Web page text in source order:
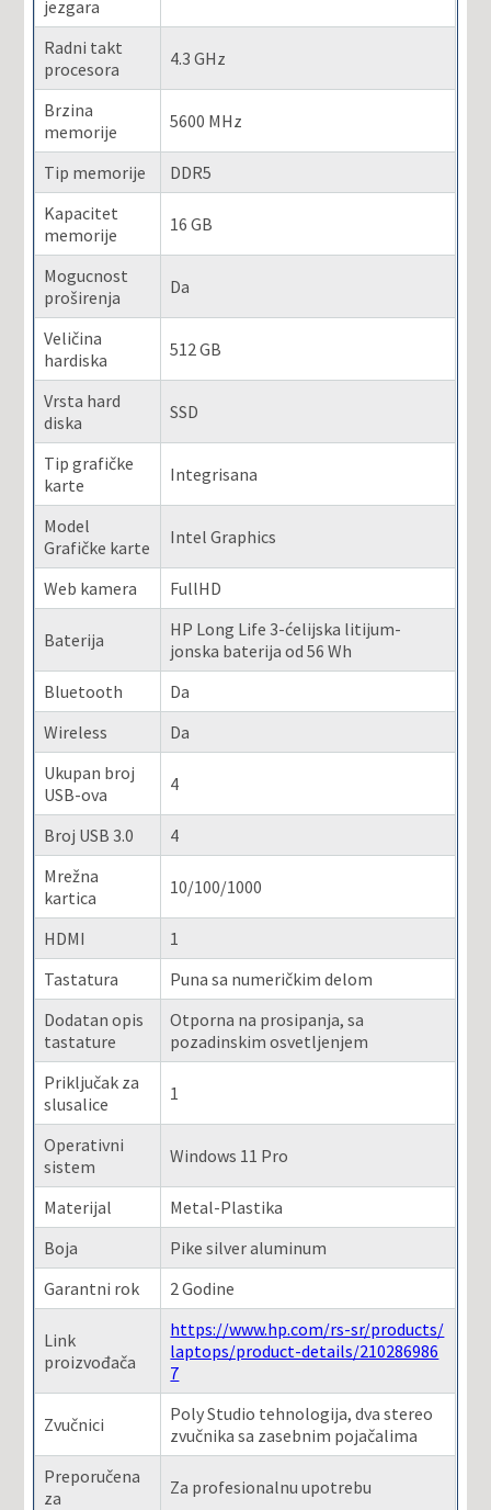
jezgara
Radni takt
procesora
4.3 GHz
Brzina
memorije
5600 MHz
Tip memorije
DDR5
Kapacitet
memorije
16 GB
Mogucnost
proširenja
Da
Veličina
hardiska
512 GB
Vrsta hard
diska
SSD
Tip grafičke
karte
Integrisana
Model
Grafičke karte
Intel Graphics
Web kamera FullHD
Baterija
HP Long Life 3-ćelijska litijum-
jonska baterija od 56 Wh
Bluetooth
Da
Wireless
Da
Ukupan broj
USB-ova
4
Broj USB 3.0
4
Mrežna
kartica
10/100/1000
HDMI
1
Tastatura
Puna sa numeričkim delom
Dodatan opis
tastature
Otporna na prosipanja, sa
pozadinskim osvetljenjem
Priključak za
slusalice
1
Operativni
sistem
Windows 11 Pro
Materijal
Metal-Plastika
Boja
Pike silver aluminum
Garantni rok
2 Godine
Link
proizvođača
https://www.hp.com/rs-sr/products/
laptops/product-details/210286986
7
Zvučnici
Poly Studio tehnologija, dva stereo
zvučnika sa zasebnim pojačalima
Preporučena
za
Za profesionalnu upotrebu